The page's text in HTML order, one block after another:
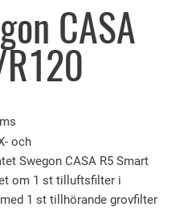
CASA
och
Swegon CASA R5 Smart
om 1 st tilluftsfilter i
1 st tillhörande grovfilter